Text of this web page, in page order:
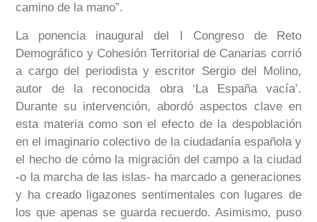
camino de la mano”.
La ponencia inaugural del I Congreso de Reto
Demográfico y Cohesión Territorial de Canarias corrió
a cargo del periodista y escritor Sergio del Molino,
autor de la reconocida obra ‘La España vacía’.
Durante su intervención, abordó aspectos clave en
esta materia como son el efecto de la despoblación
en el imaginario colectivo de la ciudadanía española y
el hecho de cómo la migración del campo a la ciudad
-o la marcha de las islas- ha marcado a generaciones
y ha creado ligazones sentimentales con lugares de
los que apenas se guarda recuerdo. Asimismo, puso